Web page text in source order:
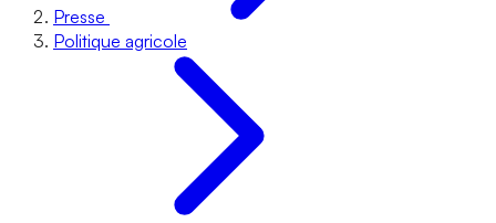
Presse
Politique agricole